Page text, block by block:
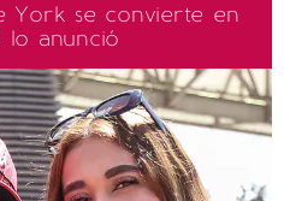
York se convierte en
lo anunció